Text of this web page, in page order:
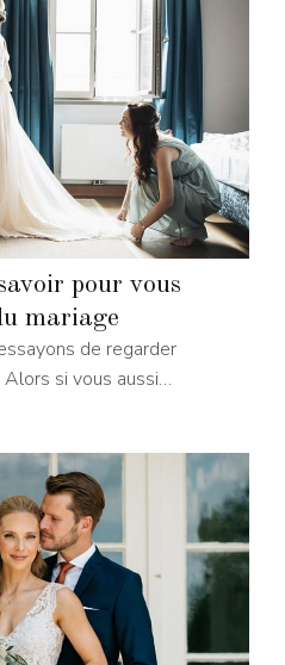
pour vous
mariage
de regarder
Alors si vous aussi…